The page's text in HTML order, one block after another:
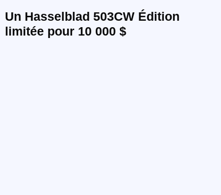
Un Hasselblad 503CW Édition
limitée pour 10 000 $